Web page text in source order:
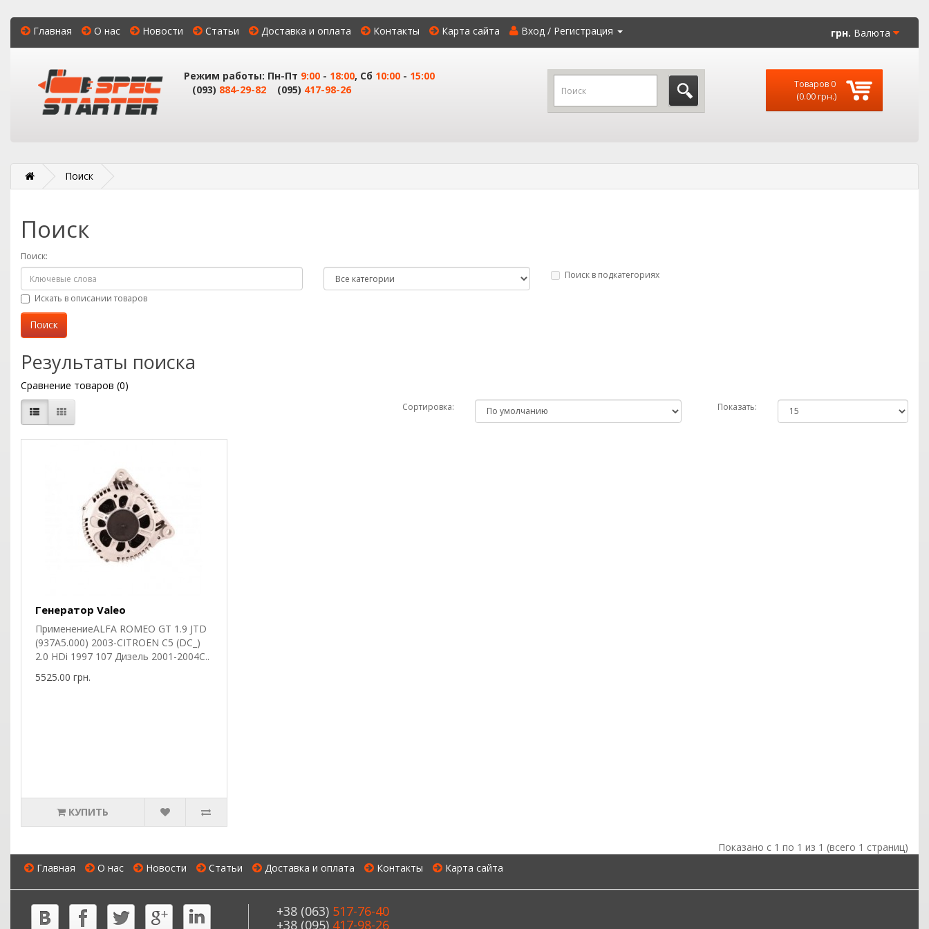
грн. Валюта
Главная О нас Новости Статьи Доставка и оплата Контакты Карта сайта Вход / Регистрация
Режим работы: Пн-Пт 9:00- 18:00, Сб 10:00- 15:00
(093) 884-29-82(095) 417-98-26
Товаров 0
(0.00 грн.)
Поиск
Поиск
Поиск:
Поиск в подкатегориях
Искать в описании товаров
Результаты поиска
Сравнение товаров (0)
Сортировка: Показать:
Генератор Valeo
ПрименениеALFA ROMEO GT 1.9 JTD
(937A5.000) 2003-CITROEN C5 (DC_)
2.0 HDi 1997 107 Дизель 2001-2004C..
5525.00 грн.
КУПИТЬ
Показано с 1 по 1 из 1 (всего 1 страниц)
Главная
О нас Новости Статьи Доставка и оплата Контакты Карта сайта
+38 (063) 517-76-40
+38 (095) 417-98-26